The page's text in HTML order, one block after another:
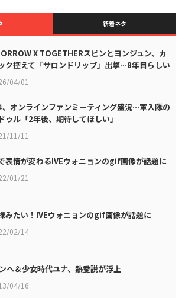
新着ネタ
X TOGETHERスビンとヨンジュン、カ
ク控えて「サロンドリップ」出撃…8年目らしい
い呼吸に注目
04/01
オンラインファンミーティング盛況…軍入隊の
ゥル「2年後、期待してほしい」
11/11
表情が変わるIVEウォニョンのgif画像が話題に
01/21
みたい！IVEウォニョンのgif画像が話題に
02/14
ヘ＆少女時代ユナ、熱愛説が浮上
04/16